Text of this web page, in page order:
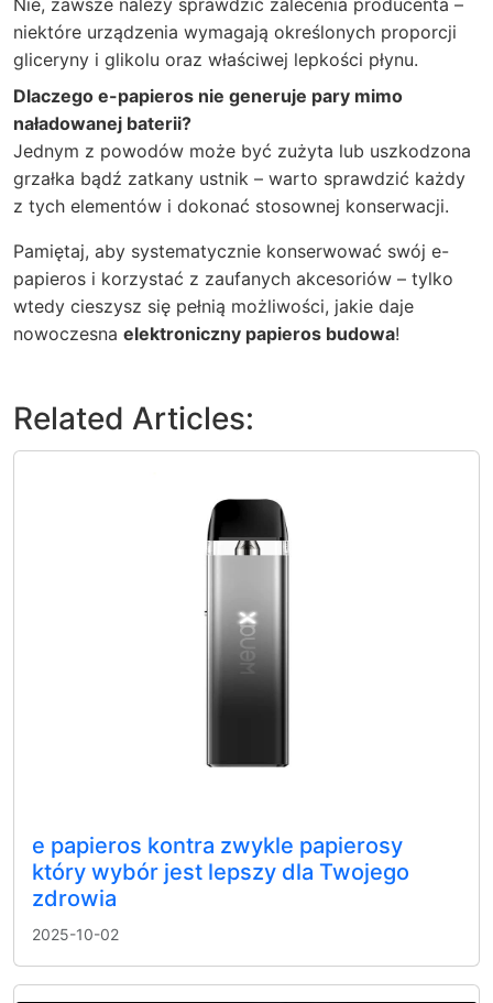
niektóre urządzenia wymagają określonych proporcji
gliceryny i glikolu oraz właściwej lepkości płynu.
Dlaczego e-papieros nie generuje pary mimo
naładowanej baterii?
Jednym z powodów może być zużyta lub uszkodzona
grzałka bądź zatkany ustnik – warto sprawdzić każdy
z tych elementów i dokonać stosownej konserwacji.
Pamiętaj, aby systematycznie konserwować swój e-
papieros i korzystać z zaufanych akcesoriów – tylko
wtedy cieszysz się pełnią możliwości, jakie daje
nowoczesna elektroniczny papieros budowa!
Related Articles:
e papieros kontra zwykle papierosy
który wybór jest lepszy dla Twojego
zdrowia
2025-10-02